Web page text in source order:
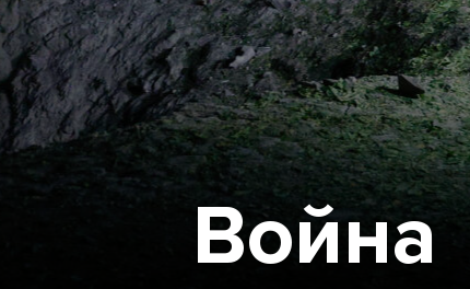
Война